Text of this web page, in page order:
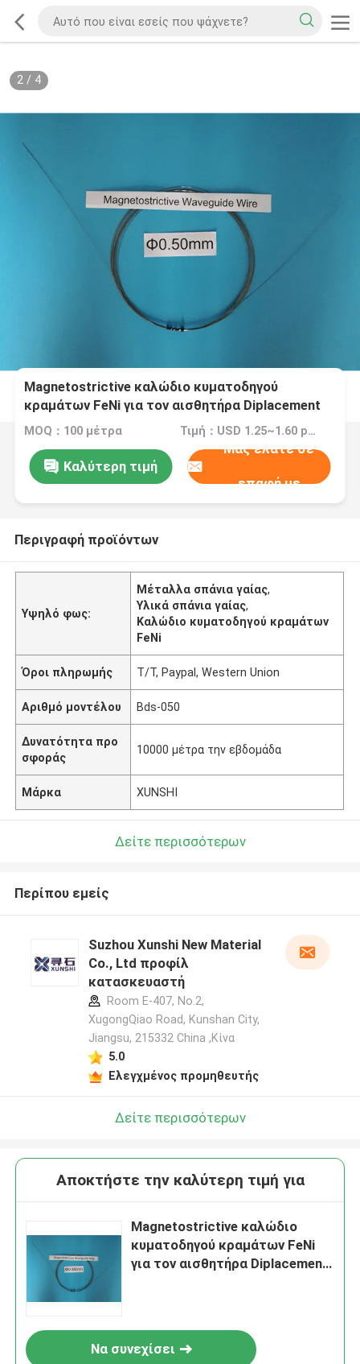
2/ 4
Magnetostrictive καλώδιο κυματοδηγού
κραμάτων FeNi για τον αισθητήρα Diplacement
ελέγχων επιπέδων
MOQ：100 μέτρα Τιμή：USD 1.25~1.60 per meter
Καλύτερη τιμή
Μας ελάτε σε
επαφή με
Περιγραφή προϊόντων
Υψηλό φως:
Μέταλλα σπάνια γαίας,
Υλικά σπάνια γαίας,
Καλώδιο κυματοδηγού κραμάτων
FeNi
Όροι πληρωμής T/T, Paypal, Western Union
Αριθμό μοντέλου Bds-050
Δυνατότητα προ
σφοράς
10000 μέτρα την εβδομάδα
Μάρκα XUNSHI
Δείτε περισσότερων
Περίπου εμείς
Suzhou Xunshi New Material
Co., Ltd προφίλ
κατασκευαστή
Room E-407, No.2,
XugongQiao Road, Kunshan City,
Jiangsu, 215332 China ,Κίνα
5.0
Ελεγχμένος προμηθευτής
Δείτε περισσότερων
Αποκτήστε την καλύτερη τιμή για
Magnetostrictive καλώδιο
κυματοδηγού κραμάτων FeNi
για τον αισθητήρα Diplacement
Να συνεχίσει